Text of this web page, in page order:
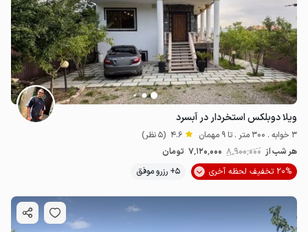
ویلا دوبلکس استخردار در آبسرد
3 خوابه . 300 متر . تا 9 مهمان 4.6 (5 نظر)
هر شب از 8٬900٬000 7٬120٬000 تومان
20% تخفیف لحظه آخری
5+ رزرو موفق